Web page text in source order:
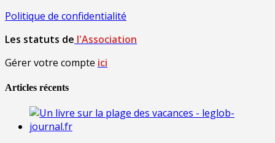
Politique de confidentialité
Les statuts de l'Association
Gérer votre compte ici
Articles récents